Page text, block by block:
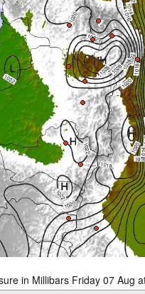
in Millibars Friday 07 Aug